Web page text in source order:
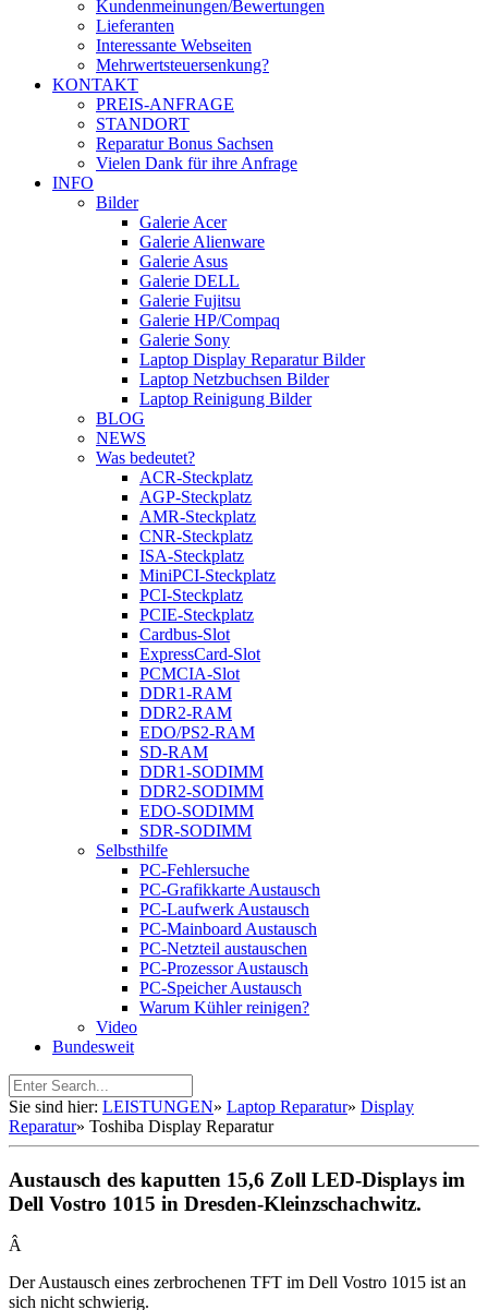
Kundenmeinungen/Bewertungen
Lieferanten
Interessante Webseiten
Mehrwertsteuersenkung?
KONTAKT
PREIS-ANFRAGE
STANDORT
Reparatur Bonus Sachsen
Vielen Dank für ihre Anfrage
INFO
Bilder
Galerie Acer
Galerie Alienware
Galerie Asus
Galerie DELL
Galerie Fujitsu
Galerie HP/Compaq
Galerie Sony
Laptop Display Reparatur Bilder
Laptop Netzbuchsen Bilder
Laptop Reinigung Bilder
BLOG
NEWS
Was bedeutet?
ACR-Steckplatz
AGP-Steckplatz
AMR-Steckplatz
CNR-Steckplatz
ISA-Steckplatz
MiniPCI-Steckplatz
PCI-Steckplatz
PCIE-Steckplatz
Cardbus-Slot
ExpressCard-Slot
PCMCIA-Slot
DDR1-RAM
DDR2-RAM
EDO/PS2-RAM
SD-RAM
DDR1-SODIMM
DDR2-SODIMM
EDO-SODIMM
SDR-SODIMM
Selbsthilfe
PC-Fehlersuche
PC-Grafikkarte Austausch
PC-Laufwerk Austausch
PC-Mainboard Austausch
PC-Netzteil austauschen
PC-Prozessor Austausch
PC-Speicher Austausch
Warum Kühler reinigen?
Video
Bundesweit
Sie sind hier: LEISTUNGEN» Laptop Reparatur» Display
Reparatur» Toshiba Display Reparatur
Austausch des kaputten 15,6 Zoll LED-Displays im
Dell Vostro 1015 in Dresden-Kleinzschachwitz.
Â
Der Austausch eines zerbrochenen TFT im Dell Vostro 1015 ist an
sich nicht schwierig.